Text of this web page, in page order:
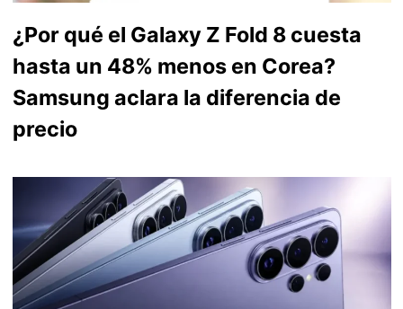
¿Por qué el Galaxy Z Fold 8 cuesta
hasta un 48% menos en Corea?
Samsung aclara la diferencia de
precio